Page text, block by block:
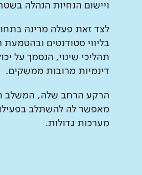
ויישום הנחיות הנהלה
לצד זאת פעלה מרינה
בליווי סטודנטים
תהליכי שינוי, הנסמך על
דינמיות מרובות ממשקים.
הרקע הרחב שלה, המשלב
מאפשר לה להשתלב
מערכות גדולות.